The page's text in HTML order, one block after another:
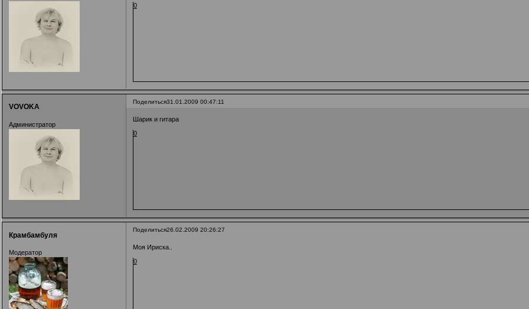
0
Поделиться31.01.2009 00:47:11
VOVOKA
Администратор
Шарик и гитара
0
Поделиться26.02.2009 20:26:27
Крамбамбуля
Модератор
Моя Ириска..
0